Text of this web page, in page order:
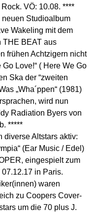
VÖ: 10.08. ****
Studioalbum
Wakeling mit dem
THE BEAT aus
frühen Achtzigern nicht
Love!“ ( Here We Go
Ska der “zweiten
„Wha´ppen“ (1981)
wird nun
Radiation Byers von
*****
diverse Altstars aktiv:
(Ear Music / Edel)
eingespielt zum
in Paris.
waren
zu Coopers Cover-
um die 70 plus J.